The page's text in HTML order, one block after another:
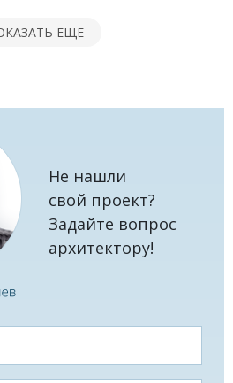
ЕЩЕ
Не нашли
свой проект?
Задайте вопрос
архитектору!